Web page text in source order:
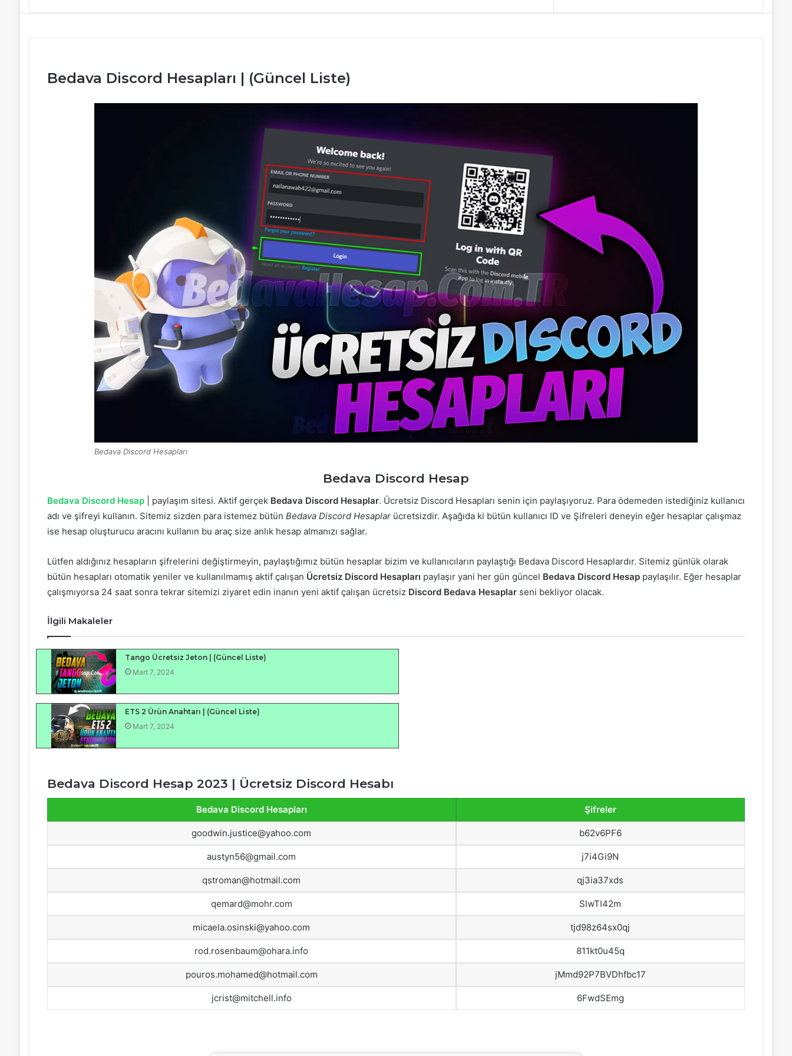
Bedava Discord Hesapları | (Güncel Liste)
Bedava Discord Hesapları
Bedava Discord Hesap
Bedava Discord Hesap| paylaşım sitesi. Aktif gerçek Bedava Discord Hesaplar. Ücretsiz Discord Hesapları senin için paylaşıyoruz. Para ödemeden istediğiniz kullanıcı
adı ve şifreyi kullanın. Sitemiz sizden para istemez bütün Bedava Discord Hesaplarücretsizdir. Aşağıda ki bütün kullanıcı ID ve Şifreleri deneyin eğer hesaplar çalışmaz
ise hesap oluşturucu aracını kullanın bu araç size anlık hesap almanızı sağlar.
Lütfen aldığınız hesapların şifrelerini değiştirmeyin, paylaştığımız bütün hesaplar bizim ve kullanıcıların paylaştığı Bedava Discord Hesaplardır. Sitemiz günlük olarak
bütün hesapları otomatik yeniler ve kullanılmamış aktif çalışan Ücretsiz Discord Hesapları paylaşır yani her gün güncel Bedava Discord Hesappaylaşılır. Eğer hesaplar
çalışmıyorsa 24 saat sonra tekrar sitemizi ziyaret edin inanın yeni aktif çalışan ücretsiz Discord Bedava Hesaplarseni bekliyor olacak.
İlgili Makaleler
Tango Ücretsiz Jeton | (Güncel Liste)
Mart 7, 2024
ETS 2 Ürün Anahtarı | (Güncel Liste)
Mart 7, 2024
Bedava Discord Hesap 2023 | Ücretsiz Discord Hesabı
Bedava Discord Hesapları Şifreler
goodwin.justice@yahoo.com b62v6PF6
austyn56@gmail.com j7i4Gi9N
qstroman@hotmail.com qj3ia37xds
qemard@mohr.com SlwTI42m
micaela.osinski@yahoo.com tjd98z64sx0qj
rod.rosenbaum@ohara.info 811kt0u45q
pouros.mohamed@hotmail.com jMmd92P7BVDhfbc17
jcrist@mitchell.info 6FwdSEmg